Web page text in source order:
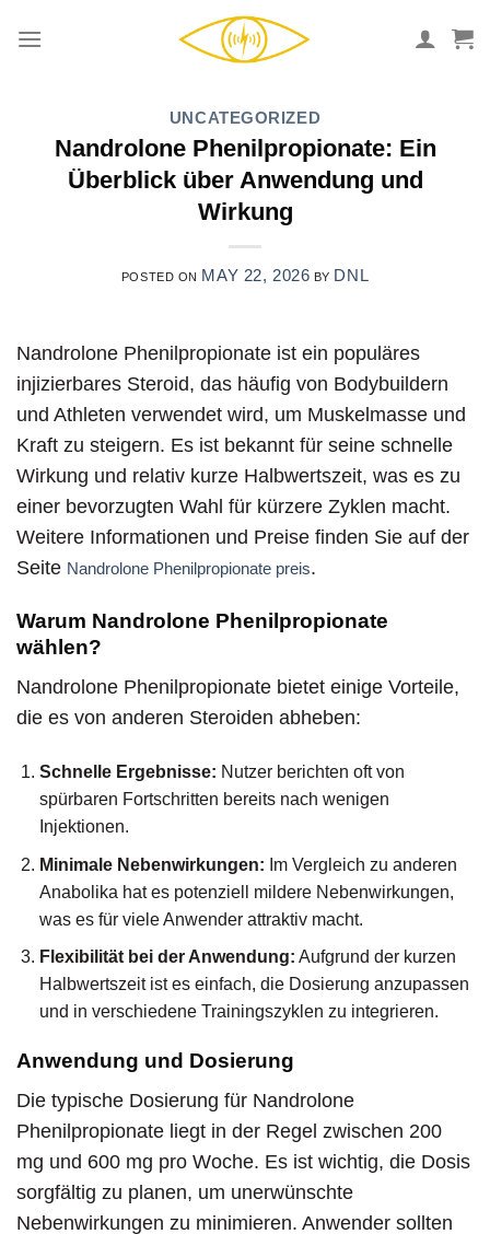
UNCATEGORIZED
Nandrolone Phenilpropionate: Ein
Überblick über Anwendung und
Wirkung
POSTED ON MAY 22, 2026 BY DNL
Nandrolone Phenilpropionate ist ein populäres
injizierbares Steroid, das häufig von Bodybuildern
und Athleten verwendet wird, um Muskelmasse und
Kraft zu steigern. Es ist bekannt für seine schnelle
Wirkung und relativ kurze Halbwertszeit, was es zu
einer bevorzugten Wahl für kürzere Zyklen macht.
Weitere Informationen und Preise finden Sie auf der
Seite Nandrolone Phenilpropionate preis.
Warum Nandrolone Phenilpropionate
wählen?
Nandrolone Phenilpropionate bietet einige Vorteile,
die es von anderen Steroiden abheben:
Schnelle Ergebnisse: Nutzer berichten oft von
spürbaren Fortschritten bereits nach wenigen
Injektionen.
Minimale Nebenwirkungen: Im Vergleich zu anderen
Anabolika hat es potenziell mildere Nebenwirkungen,
was es für viele Anwender attraktiv macht.
Flexibilität bei der Anwendung: Aufgrund der kurzen
Halbwertszeit ist es einfach, die Dosierung anzupassen
und in verschiedene Trainingszyklen zu integrieren.
Anwendung und Dosierung
Die typische Dosierung für Nandrolone
Phenilpropionate liegt in der Regel zwischen 200
mg und 600 mg pro Woche. Es ist wichtig, die Dosis
sorgfältig zu planen, um unerwünschte
Nebenwirkungen zu minimieren. Anwender sollten